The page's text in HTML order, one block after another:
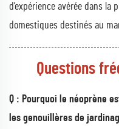
d’expérience avérée dans la
domestiques destinés au
Questions
Q : Pourquoi le néoprène
les genouillères de